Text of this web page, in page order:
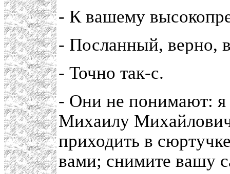
- К вашему
- Посланный, верно,
- Точно так-с.
- Они не понимают: я
Михаилу
приходить в
вами; снимите вашу